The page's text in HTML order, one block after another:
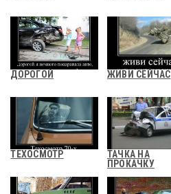
ДОРОГОЙ ЖИВИ СЕЙЧАС
ТЕХОСМОТР
ТАЧКА НА
ПРОКАЧКУ